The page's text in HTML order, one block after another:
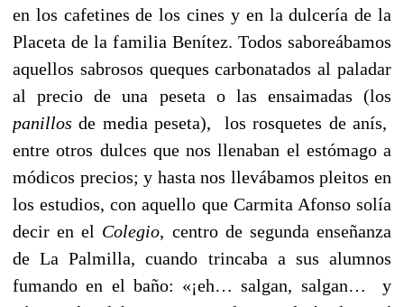
en los cafetines de los cines y en la dulcería de la
Placeta de la familia Benítez. Todos saboreábamos
aquellos sabrosos queques carbonatados al paladar
al precio de una peseta o las ensaimadas (los
panillos de media peseta), los rosquetes de anís,
entre otros dulces que nos llenaban el estómago a
módicos precios; y hasta nos llevábamos pleitos en
los estudios, con aquello que Carmita Afonso solía
decir en el Colegio, centro de segunda enseñanza
de La Palmilla, cuando trincaba a sus alumnos
fumando en el baño: «¡eh… salgan, salgan… y